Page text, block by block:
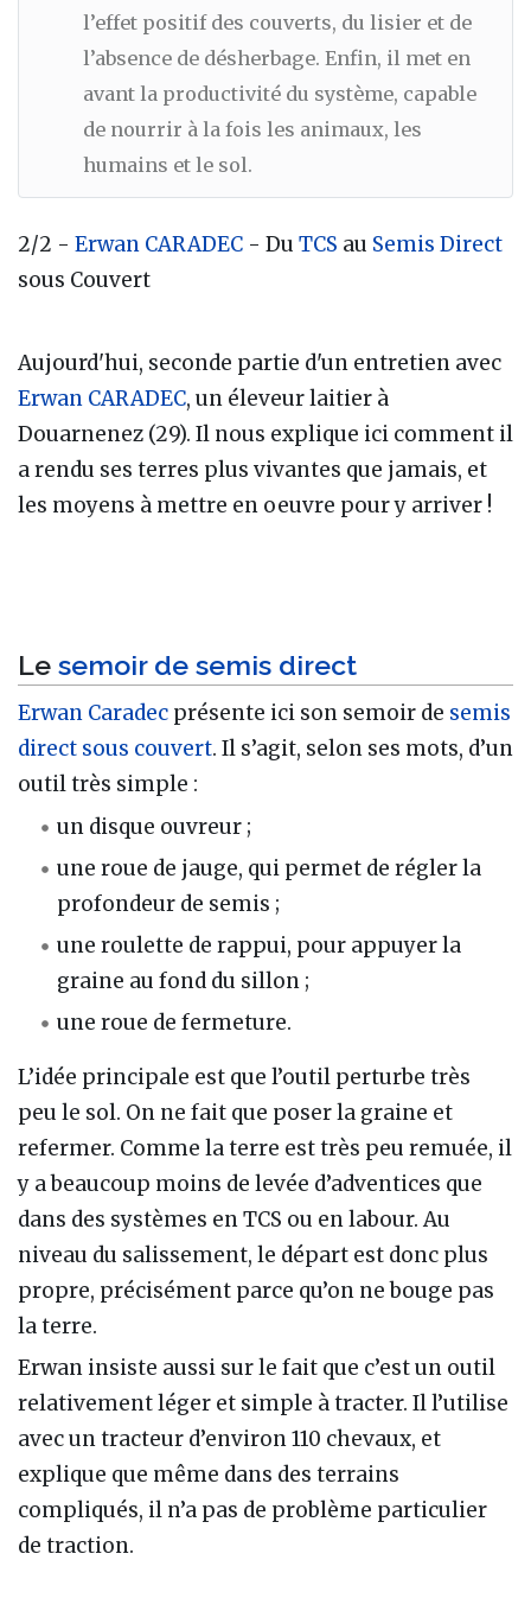
l’effet positif des couverts, du lisier et de
l’absence de désherbage. Enfin, il met en
avant la productivité du système, capable
de nourrir à la fois les animaux, les
humains et le sol.
2/2 - Erwan CARADEC - Du TCS au Semis Direct
sous Couvert
Aujourd'hui, seconde partie d'un entretien avec
Erwan CARADEC, un éleveur laitier à
Douarnenez (29). Il nous explique ici comment il
a rendu ses terres plus vivantes que jamais, et
les moyens à mettre en oeuvre pour y arriver !
Le semoir de semis direct
Erwan Caradec présente ici son semoir de semis
direct sous couvert. Il s’agit, selon ses mots, d’un
outil très simple :
un disque ouvreur ;
une roue de jauge, qui permet de régler la
profondeur de semis ;
une roulette de rappui, pour appuyer la
graine au fond du sillon ;
une roue de fermeture.
L’idée principale est que l’outil perturbe très
peu le sol. On ne fait que poser la graine et
refermer. Comme la terre est très peu remuée, il
y a beaucoup moins de levée d’adventices que
dans des systèmes en TCS ou en labour. Au
niveau du salissement, le départ est donc plus
propre, précisément parce qu’on ne bouge pas
la terre.
Erwan insiste aussi sur le fait que c’est un outil
relativement léger et simple à tracter. Il l’utilise
avec un tracteur d’environ 110 chevaux, et
explique que même dans des terrains
compliqués, il n’a pas de problème particulier
de traction.